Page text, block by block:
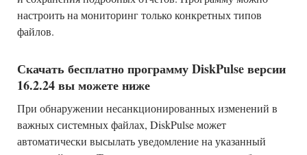
настроить на мониторинг только конкретных типов
файлов.
Скачать бесплатно программу DiskPulse версии
16.2.24 вы можете ниже
При обнаружении несанкционированных изменений в
важных системных файлах, DiskPulse может
автоматически высылать уведомление на указанный